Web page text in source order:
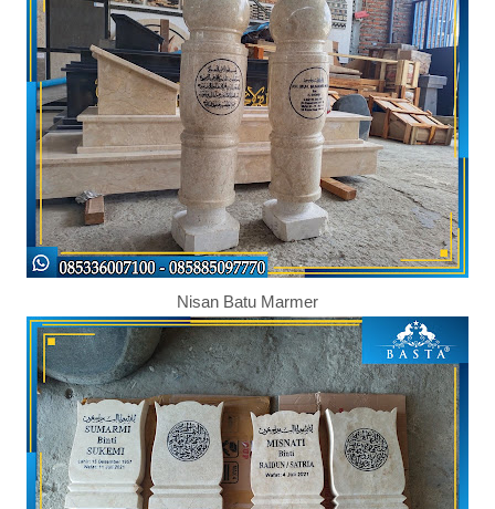
Nisan Batu Marmer